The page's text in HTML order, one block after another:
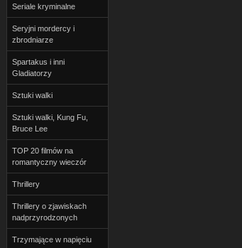
Seriale kryminalne
Seryjni mordercy i
zbrodniarze
Spartakus i inni
Gladiatorzy
Sztuki walki
Sztuki walki, Kung Fu,
Bruce Lee
TOP 20 filmów na
romantyczny wieczór
Thrillery
Thrillery o zjawiskach
nadprzyrodzonych
Trzymające w napięciu